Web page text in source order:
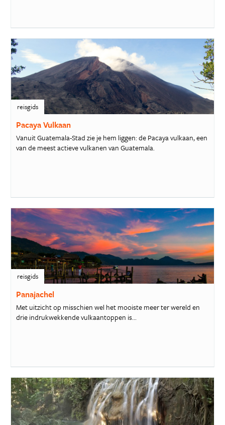
reisgids
Pacaya Vulkaan
Vanuit Guatemala-Stad zie je hem liggen: de Pacaya vulkaan, een
van de meest actieve vulkanen van Guatemala.
reisgids
Panajachel
Met uitzicht op misschien wel het mooiste meer ter wereld en
drie indrukwekkende vulkaantoppen is...